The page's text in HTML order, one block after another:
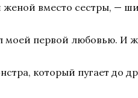
вместо сестры, —
моей первой любовью. И
который пугает до